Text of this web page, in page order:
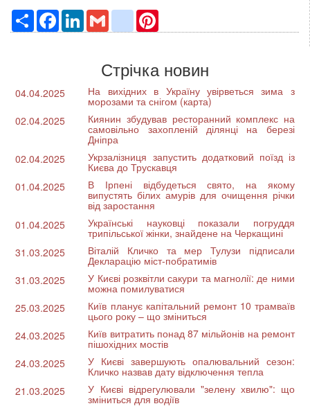
РесурсFacebook
LinkedInGmail google_bookmarks
Стрічка новин
04.04.2025 На вихідних в Україну увірветься зима з
морозами та снігом (карта)
02.04.2025
Киянин збудував ресторанний комплекс на
самовільно захопленій ділянці на березі
Дніпра
02.04.2025
Укрзалізниця запустить додатковий поїзд із
Києва до Трускавця
01.04.2025
В Ірпені відбудеться свято, на якому
випустять білих амурів для очищення річки
від заростання
01.04.2025
Українські науковці показали погруддя
трипільської жінки, знайдене на Черкащині
31.03.2025
Віталій Кличко та мер Тулузи підписали
Декларацію міст-побратимів
31.03.2025
У Києві розквітли сакури та магнолії: де ними
можна помилуватися
25.03.2025
Київ планує капітальний ремонт 10 трамваїв
цього року – що зміниться
24.03.2025
Київ витратить понад 87 мільйонів на ремонт
пішохідних мостів
24.03.2025
У Києві завершують опалювальний сезон:
Кличко назвав дату відключення тепла
21.03.2025
У Києві відрегулювали "зелену хвилю": що
зміниться для водіїв